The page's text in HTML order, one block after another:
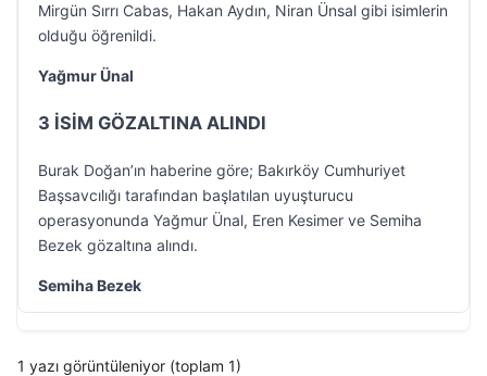
Mirgün Sırrı Cabas, Hakan Aydın, Niran Ünsal gibi isimlerin
olduğu öğrenildi.
Yağmur Ünal
3 İSİM GÖZALTINA ALINDI
Burak Doğan’ın haberine göre; Bakırköy Cumhuriyet
Başsavcılığı tarafından başlatılan uyuşturucu
operasyonunda Yağmur Ünal, Eren Kesimer ve Semiha
Bezek gözaltına alındı.
Semiha Bezek
1 yazı görüntüleniyor (toplam 1)